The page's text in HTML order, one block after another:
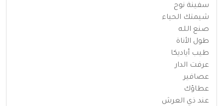
سفينة نوح
شيمتك الحياء
صنع اللـه
طول الأناة
طيب أياديكا
عرفت الدار
عصافير
عطاؤك
عند ذي العرش